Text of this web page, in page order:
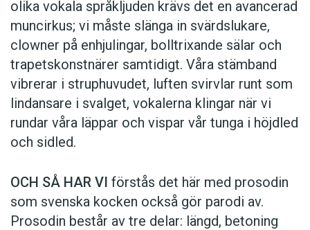
olika vokala språkljuden krävs det en avancerad
muncirkus; vi måste slänga in svärdslukare,
clowner på enhjulingar, bolltrixande sälar och
trapetskonstnärer samtidigt. Våra stämband
vibrerar i struphuvudet, luften svirvlar runt som
lindansare i svalget, vokalerna klingar när vi
rundar våra läppar och vispar vår tunga i höjdled
och sidled.
OCH SÅ HAR VI förstås det här med prosodin
som svenska kocken också gör parodi av.
Prosodin består av tre delar: längd, betoning